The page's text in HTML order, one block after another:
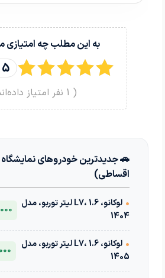
به این مطلب چه امتیازی
5
(
1 نفر امتیاز
🚗 جدیدترین خودروهای
اقساطی)
•
لوکانو، L7، 1.6 لیتر توربو، مدل
1404
•
لوکانو، L7، 1.6 لیتر توربو، مدل
1405